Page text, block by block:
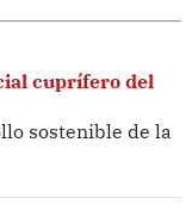
cuprífero del
sostenible de la